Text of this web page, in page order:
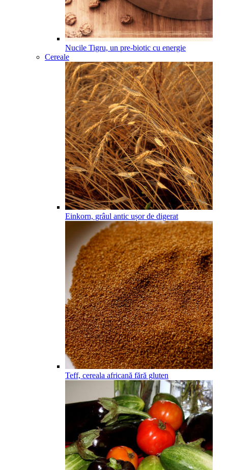
Nucile Tigru, un pre-biotic cu energie
Cereale
Einkorn, grâul antic ușor de digerat
Teff, cereala africană fără gluten